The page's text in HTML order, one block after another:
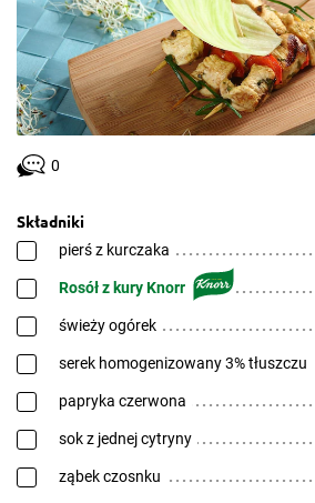
0
Składniki
pierś z kurczaka
Rosół z kury Knorr
świeży ogórek
serek homogenizowany 3% tłuszczu
papryka czerwona
sok z jednej cytryny
ząbek czosnku